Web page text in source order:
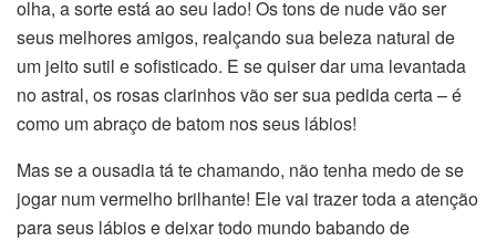
olha, a sorte está ao seu lado! Os tons de nude vão ser
seus melhores amigos, realçando sua beleza natural de
um jeito sutil e sofisticado. E se quiser dar uma levantada
no astral, os rosas clarinhos vão ser sua pedida certa – é
como um abraço de batom nos seus lábios!
Mas se a ousadia tá te chamando, não tenha medo de se
jogar num vermelho brilhante! Ele vai trazer toda a atenção
para seus lábios e deixar todo mundo babando de